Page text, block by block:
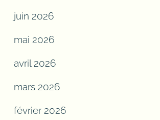
juin 2026
mai 2026
avril 2026
mars 2026
février 2026